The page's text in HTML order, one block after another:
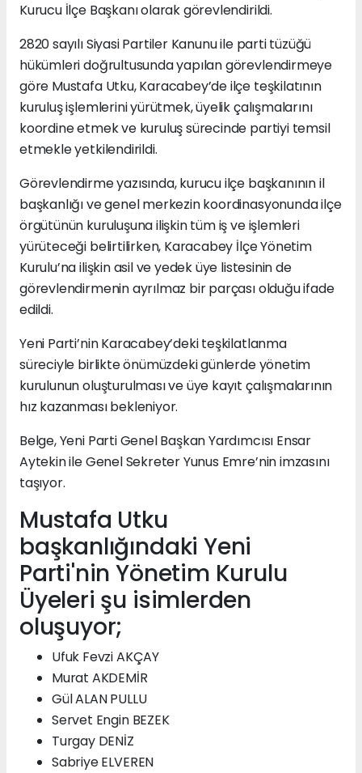
Kurucu İlçe Başkanı olarak görevlendirildi.
2820 sayılı Siyasi Partiler Kanunu ile parti tüzüğü
hükümleri doğrultusunda yapılan görevlendirmeye
göre Mustafa Utku, Karacabey’de ilçe teşkilatının
kuruluş işlemlerini yürütmek, üyelik çalışmalarını
koordine etmek ve kuruluş sürecinde partiyi temsil
etmekle yetkilendirildi.
Görevlendirme yazısında, kurucu ilçe başkanının il
başkanlığı ve genel merkezin koordinasyonunda ilçe
örgütünün kuruluşuna ilişkin tüm iş ve işlemleri
yürüteceği belirtilirken, Karacabey İlçe Yönetim
Kurulu’na ilişkin asil ve yedek üye listesinin de
görevlendirmenin ayrılmaz bir parçası olduğu ifade
edildi.
Yeni Parti’nin Karacabey’deki teşkilatlanma
süreciyle birlikte önümüzdeki günlerde yönetim
kurulunun oluşturulması ve üye kayıt çalışmalarının
hız kazanması bekleniyor.
Belge, Yeni Parti Genel Başkan Yardımcısı Ensar
Aytekin ile Genel Sekreter Yunus Emre’nin imzasını
taşıyor.
Mustafa Utku
başkanlığındaki Yeni
Parti'nin Yönetim Kurulu
Üyeleri şu isimlerden
oluşuyor;
Ufuk Fevzi AKÇAY
Murat AKDEMİR
Gül ALAN PULLU
Servet Engin BEZEK
Turgay DENİZ
Sabriye ELVEREN